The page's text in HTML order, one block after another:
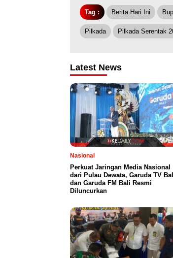
Tag : Berita Hari Ini
Pilkada Pilkada Serentak
Latest News
Nasional
Perkuat Jaringan Media Nasional
dari Pulau Dewata, Garuda TV
dan Garuda FM Bali Resmi
Diluncurkan